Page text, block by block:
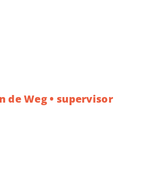
de Weg • supervisor